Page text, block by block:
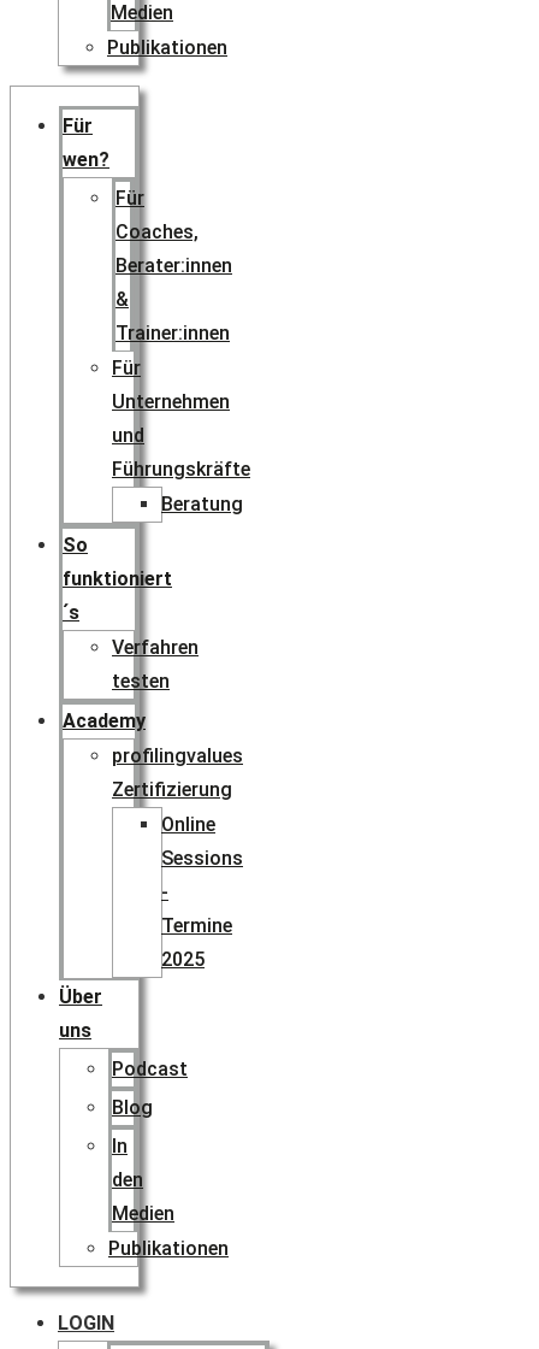
Medien
Publikationen
Für
wen?
Für
Coaches,
Berater:innen
&
Trainer:innen
Für
Unternehmen
und
Führungskräfte
Beratung
So
funktioniert
´s
Verfahren
testen
Academy
profilingvalues
Zertifizierung
Online
Sessions
-
Termine
2025
Über
uns
Podcast
Blog
In
den
Medien
Publikationen
LOGIN